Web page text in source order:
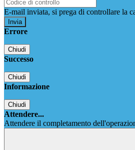
E-mail inviata, si prega di controllare la
Errore
Chiudi
Successo
Chiudi
Informazione
Chiudi
Attendere...
Attendere il completamento